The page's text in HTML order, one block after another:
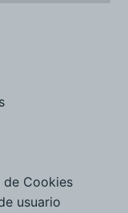
de Cookies
usuario